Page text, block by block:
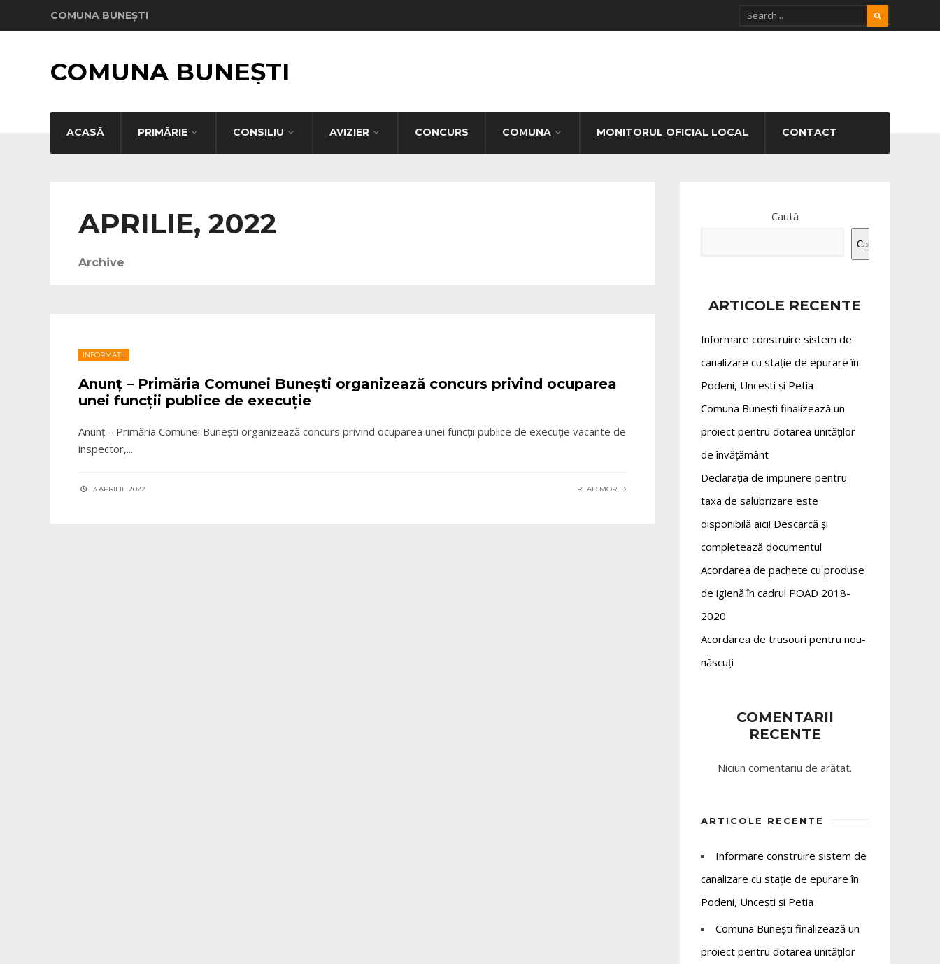
COMUNA BUNEȘTI
COMUNA BUNEȘTI
ACASĂ PRIMĂRIE CONSILIU AVIZIER CONCURS COMUNA MONITORUL OFICIAL LOCAL CONTACT
APRILIE, 2022
Archive
INFORMAȚII
Anunț – Primăria Comunei Bunești organizează concurs privind ocuparea
unei funcții publice de execuție
Anunț – Primăria Comunei Bunești organizează concurs privind ocuparea unei funcții publice de execuție vacante de
inspector,...
13 APRILIE 2022 READ MORE
Caută
Caută
ARTICOLE RECENTE
Informare construire sistem de
canalizare cu stație de epurare în
Podeni, Uncești și Petia
Comuna Bunești finalizează un
proiect pentru dotarea unităților
de învățământ
Declarația de impunere pentru
taxa de salubrizare este
disponibilă aici! Descarcă și
completează documentul
Acordarea de pachete cu produse
de igienă în cadrul POAD 2018-
2020
Acordarea de trusouri pentru nou-
născuți
COMENTARII
RECENTE
Niciun comentariu de arătat.
ARTICOLE RECENTE
Informare construire sistem de
canalizare cu stație de epurare în
Podeni, Uncești și Petia
Comuna Bunești finalizează un
proiect pentru dotarea unităților